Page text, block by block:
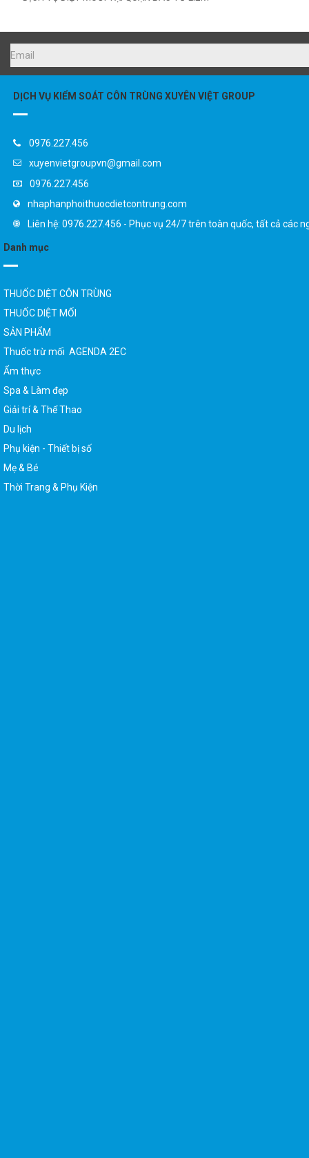
DỊCH VỤ KIỂM SOÁT CÔN TRÙNG XUYÊN VIỆT GROUP
Liên hệ: 0976.227.456 - Phục vụ 24/7 trên toàn quốc, tất cả các
THUỐC DIỆT CÔN TRÙNG
THUỐC DIỆT MỐI
SẢN PHẨM
Thuốc trừ mối AGENDA 2EC
Ẩm thực
Giải trí & Thể Thao
Phụ kiện - Thiết bị số